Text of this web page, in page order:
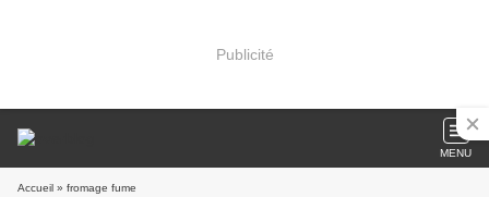
Publicité
MENU
Accueil » fromage fume